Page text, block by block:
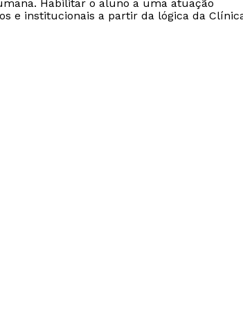
Habilitar o aluno a uma atuação
e institucionais a partir da lógica da